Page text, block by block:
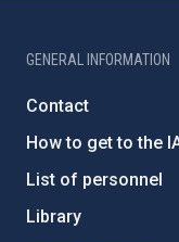
GENERAL INFORMATION
Contact
How to get to the
List of personnel
Library